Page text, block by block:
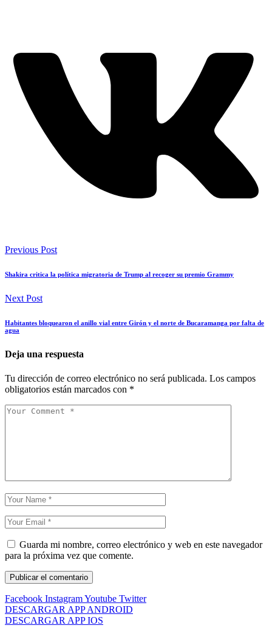
Previous Post
Shakira critica la política migratoria de Trump al recoger su premio Grammy
Next Post
Habitantes bloquearon el anillo vial entre Girón y el norte de Bucaramanga por falta de
agua
Deja una respuesta
Tu dirección de correo electrónico no será publicada. Los campos
obligatorios están marcados con *
Guarda mi nombre, correo electrónico y web en este navegador
para la próxima vez que comente.
Facebook InstagramYoutube Twitter
DESCARGAR APP ANDROID
DESCARGAR APP IOS